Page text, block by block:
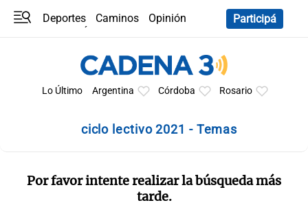
Deportes Caminos
Opinión
Participá
Lo Último Argentina Córdoba Rosario
ciclo lectivo 2021 - Temas
Por favor intente realizar la búsqueda más
tarde.